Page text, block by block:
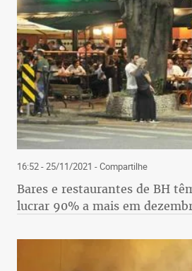
16:52 - 25/11/2021 - Compartilhe
Bares e restaurantes de BH
lucrar 90% a mais em